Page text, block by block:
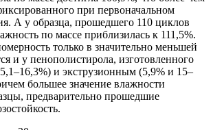
при первоначальном
А у образца, прошедшего 110 циклов
по массе приблизилась к 111,5%.
только в значительно меньшей
и у пенополистирола, изготовленного
и экструзионным (5,9% и 15–
большее значение влажности
предварительно прошедшие